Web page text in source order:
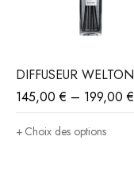
DIFFUSEUR WELTON
145,00€ – 199,00€
Choix des options